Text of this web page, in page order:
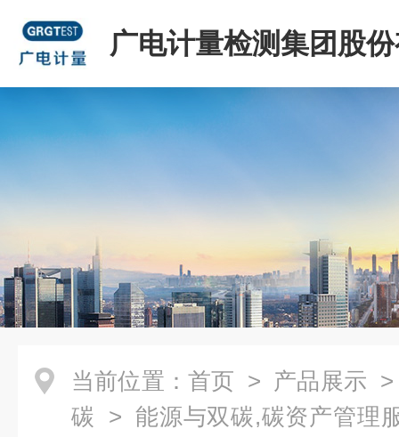
广电计量检测集团股
司
当前位置： 首页 > 产品展示
碳 > 能源与双碳,碳资产管理